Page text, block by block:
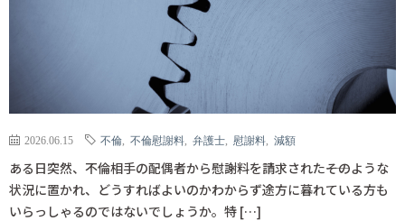
2026.06.15 不倫 不倫慰謝料 弁護士 慰謝料 減額
ある日突然、不倫相手の配偶者から慰謝料を請求された――そのような
状況に置かれ、どうすればよいのかわからず途方に暮れている方も
いらっしゃるのではないでしょうか。特 […]